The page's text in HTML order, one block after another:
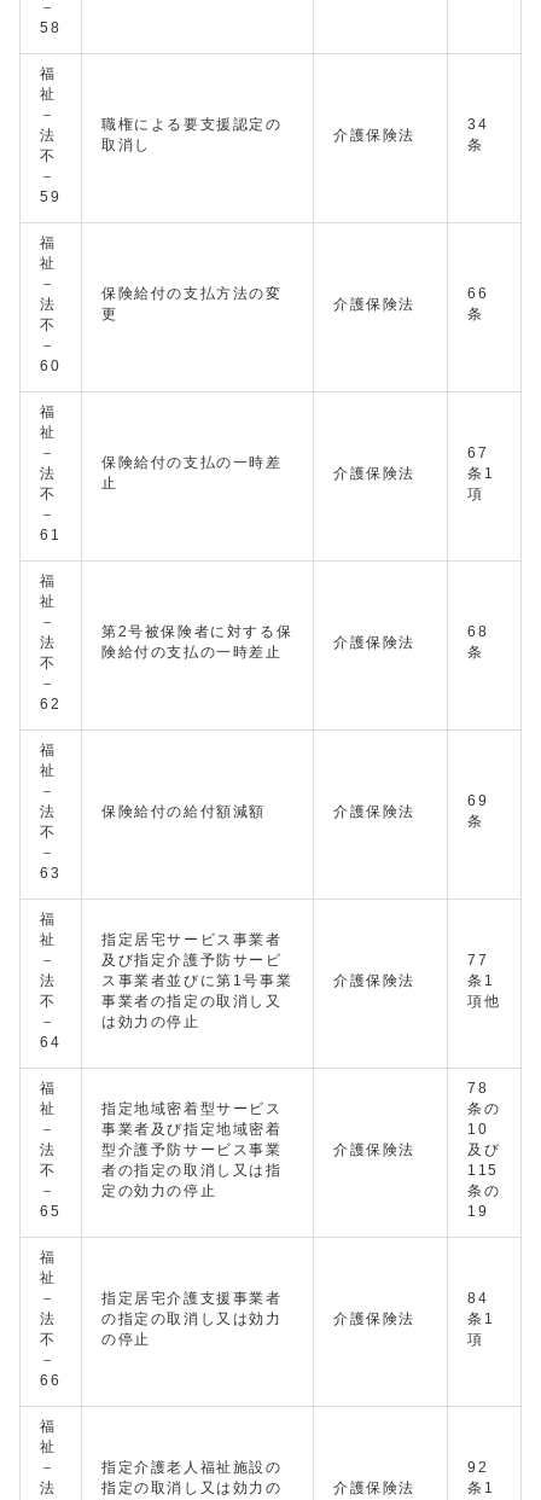
－
58
福
祉
－
法
不
－
59
職権による要支援認定の
取消し
介護保険法
34
条
福
祉
－
法
不
－
60
保険給付の支払方法の変
更
介護保険法
66
条
福
祉
－
法
不
－
61
保険給付の支払の一時差
止
介護保険法
67
条1
項
福
祉
－
法
不
－
62
第2号被保険者に対する保
険給付の支払の一時差止
介護保険法
68
条
福
祉
－
法
不
－
63
保険給付の給付額減額 介護保険法
69
条
福
祉
－
法
不
－
64
指定居宅サービス事業者
及び指定介護予防サービ
ス事業者並びに第1号事業
事業者の指定の取消し又
は効力の停止
介護保険法
77
条1
項他
福
祉
－
法
不
－
65
指定地域密着型サービス
事業者及び指定地域密着
型介護予防サービス事業
者の指定の取消し又は指
定の効力の停止
介護保険法
78
条の
10
及び
115
条の
19
福
祉
－
法
不
－
66
指定居宅介護支援事業者
の指定の取消し又は効力
の停止
介護保険法
84
条1
項
福
祉
－
法
指定介護老人福祉施設の
指定の取消し又は効力の
介護保険法
92
条1